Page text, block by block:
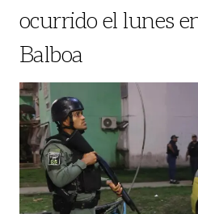
ocurrido el lunes
Balboa